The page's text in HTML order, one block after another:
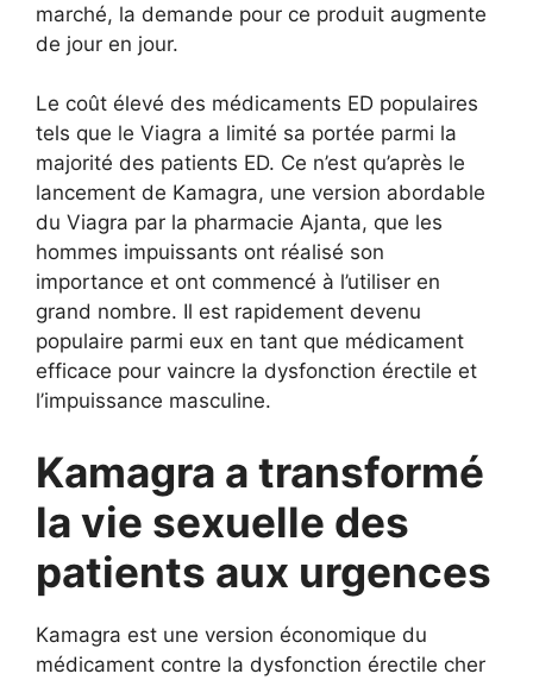
marché, la demande pour ce produit augmente
de jour en jour.
Le coût élevé des médicaments ED populaires
tels que le Viagra a limité sa portée parmi la
majorité des patients ED. Ce n’est qu’après le
lancement de Kamagra, une version abordable
du Viagra par la pharmacie Ajanta, que les
hommes impuissants ont réalisé son
importance et ont commencé à l’utiliser en
grand nombre. Il est rapidement devenu
populaire parmi eux en tant que médicament
efficace pour vaincre la dysfonction érectile et
l’impuissance masculine.
Kamagra a transformé
la vie sexuelle des
patients aux urgences
Kamagra est une version économique du
médicament contre la dysfonction érectile cher